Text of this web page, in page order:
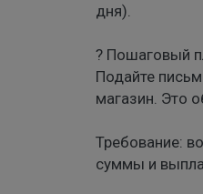
дня).
? Пошаговый
Подайте
магазин. Это
Требование:
суммы и